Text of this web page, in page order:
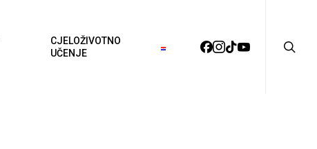
CJELOŽIVOTNO
UČENJE
FACEBOOK
INSTAGRAM
TIKTOKYOUTUBE